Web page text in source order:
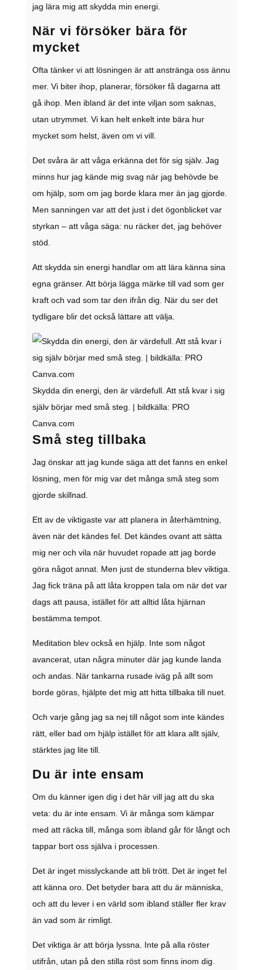
jag lära mig att skydda min energi.
När vi försöker bära för
mycket
Ofta tänker vi att lösningen är att anstränga oss ännu
mer. Vi biter ihop, planerar, försöker få dagarna att
gå ihop. Men ibland är det inte viljan som saknas,
utan utrymmet. Vi kan helt enkelt inte bära hur
mycket som helst, även om vi vill.
Det svåra är att våga erkänna det för sig själv. Jag
minns hur jag kände mig svag när jag behövde be
om hjälp, som om jag borde klara mer än jag gjorde.
Men sanningen var att det just i det ögonblicket var
styrkan – att våga säga: nu räcker det, jag behöver
stöd.
Att skydda sin energi handlar om att lära känna sina
egna gränser. Att börja lägga märke till vad som ger
kraft och vad som tar den ifrån dig. När du ser det
tydligare blir det också lättare att välja.
Skydda din energi, den är värdefull. Att stå kvar i sig
själv börjar med små steg. | bildkälla: PRO
Canva.com
Små steg tillbaka
Jag önskar att jag kunde säga att det fanns en enkel
lösning, men för mig var det många små steg som
gjorde skillnad.
Ett av de viktigaste var att planera in återhämtning,
även när det kändes fel. Det kändes ovant att sätta
mig ner och vila när huvudet ropade att jag borde
göra något annat. Men just de stunderna blev viktiga.
Jag fick träna på att låta kroppen tala om när det var
dags att pausa, istället för att alltid låta hjärnan
bestämma tempot.
Meditation blev också en hjälp. Inte som något
avancerat, utan några minuter där jag kunde landa
och andas. När tankarna rusade iväg på allt som
borde göras, hjälpte det mig att hitta tillbaka till nuet.
Och varje gång jag sa nej till något som inte kändes
rätt, eller bad om hjälp istället för att klara allt själv,
stärktes jag lite till.
Du är inte ensam
Om du känner igen dig i det här vill jag att du ska
veta: du är inte ensam. Vi är många som kämpar
med att räcka till, många som ibland går för långt och
tappar bort oss själva i processen.
Det är inget misslyckande att bli trött. Det är inget fel
att känna oro. Det betyder bara att du är människa,
och att du lever i en värld som ibland ställer fler krav
än vad som är rimligt.
Det viktiga är att börja lyssna. Inte på alla röster
utifrån, utan på den stilla röst som finns inom dig.